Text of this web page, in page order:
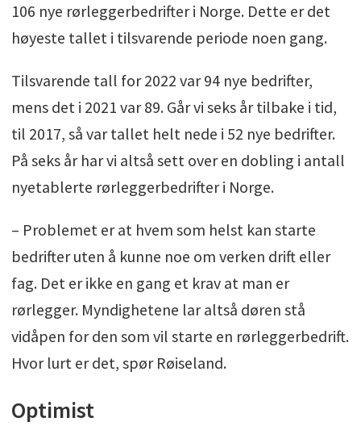
106 nye rørleggerbedrifter i Norge. Dette er det
høyeste tallet i tilsvarende periode noen gang.
Tilsvarende tall for 2022 var 94 nye bedrifter,
mens det i 2021 var 89. Går vi seks år tilbake i tid,
til 2017, så var tallet helt nede i 52 nye bedrifter.
På seks år har vi altså sett over en dobling i antall
nyetablerte rørleggerbedrifter i Norge.
– Problemet er at hvem som helst kan starte
bedrifter uten å kunne noe om verken drift eller
fag. Det er ikke en gang et krav at man er
rørlegger. Myndighetene lar altså døren stå
vidåpen for den som vil starte en rørleggerbedrift.
Hvor lurt er det, spør Røiseland.
Optimist